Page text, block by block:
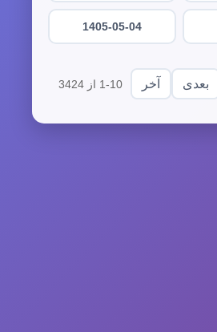
1405-05-04
بعدی آخر 1-10 از 3424